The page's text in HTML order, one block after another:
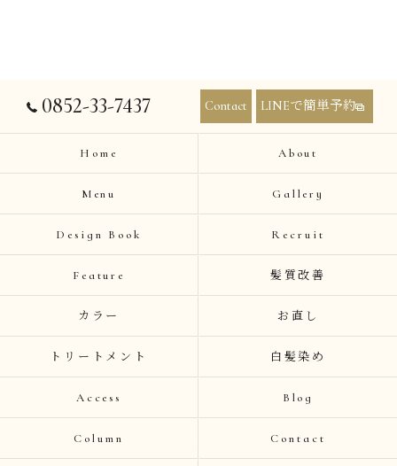
0852-33-7437 Contact LINEで簡単予約
Home About
Menu Gallery
Design Book Recruit
Feature 髪質改善
カラー お直し
トリートメント 白髪染め
Access Blog
Column Contact